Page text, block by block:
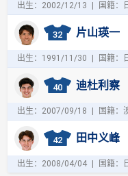
出生：2002/12/13 国籍：
32 片山瑛一
出生：1991/11/30 国籍：
40 迪杜利察
出生：2007/09/18 国籍：
42 田中义峰
出生：2008/04/04 国籍：